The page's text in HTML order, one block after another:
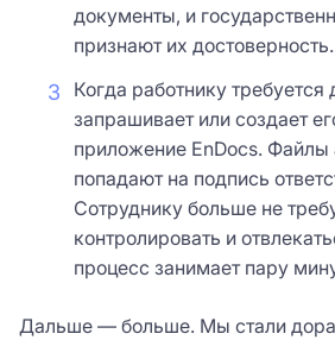
документы, и
признают их достоверность.
Когда работнику требуется
запрашивает или создает
приложение EnDocs. Файлы
попадают на подпись
Сотруднику больше не
контролировать и
процесс занимает пару
Дальше — больше. Мы стали